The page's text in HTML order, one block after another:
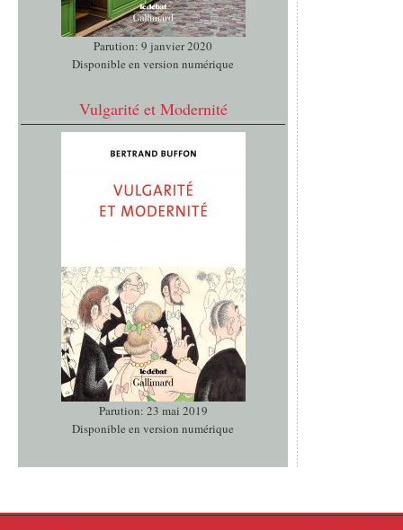
Parution: 9 janvier 2020
Disponible en version numérique
Vulgarité et Modernité
Parution: 23 mai 2019
Disponible en version numérique